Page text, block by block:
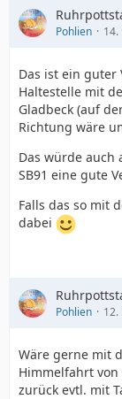
Pohlien 14.
Das ist ein guter
Haltestelle mit
Gladbeck (auf
Richtung wäre
Das würde auch
SB91 eine gute
Falls das so mit
dabei
Pohlien 12.
Wäre gerne mit
Himmelfahrt
zurück evtl. mit